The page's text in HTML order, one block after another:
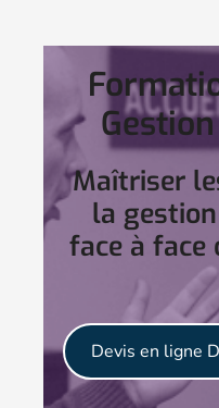
Maîtriser
la
face à face
Devis en ligne